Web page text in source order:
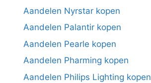
Aandelen Nyrstar kopen
Aandelen Palantir kopen
Aandelen Pearle kopen
Aandelen Pharming kopen
Aandelen Philips Lighting kopen